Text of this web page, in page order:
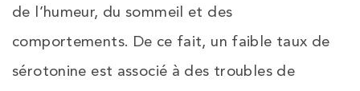
de l’humeur, du sommeil et des
comportements. De ce fait, un faible taux de
sérotonine est associé à des troubles de